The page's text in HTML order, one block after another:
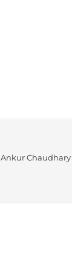
Ankur Chaudhary